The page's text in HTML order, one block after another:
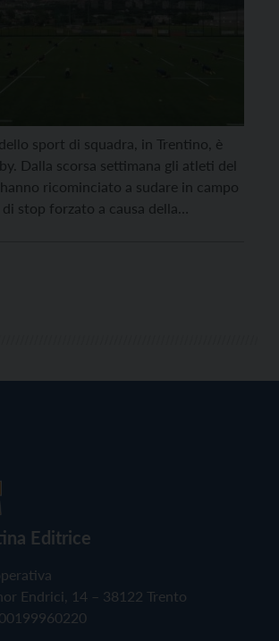
sport di squadra, in Trentino, è
Dalla scorsa settimana gli atleti del
ricominciato a sudare in campo
stop forzato a causa della
Editrice
Endrici, 14 – 38122 Trento
00199960220